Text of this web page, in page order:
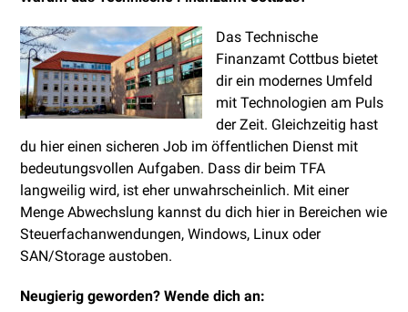
Das Technische
Finanzamt Cottbus bietet
dir ein modernes Umfeld
mit Technologien am Puls
der Zeit. Gleichzeitig hast
du hier einen sicheren Job im öffentlichen Dienst mit
bedeutungsvollen Aufgaben. Dass dir beim TFA
langweilig wird, ist eher unwahrscheinlich. Mit einer
Menge Abwechslung kannst du dich hier in Bereichen wie
Steuerfachanwendungen, Windows, Linux oder
SAN/Storage austoben.
Neugierig geworden? Wende dich an: